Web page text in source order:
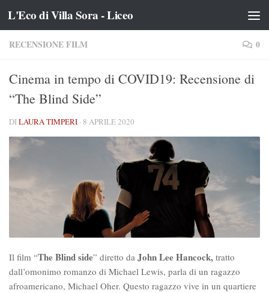
Salta al contenuto
L'Eco di Villa Sora - Liceo
RECENSIONE FILM 0
Cinema in tempo di COVID19: Recensione di
“The Blind Side”
DILAURA TIMPERI · 8 APRILE 2020
Il film “The Blind side” diretto da John Lee Hancock, tratto
dall’omonimo romanzo di Michael Lewis, parla di un ragazzo
afroamericano, Michael Oher. Questo ragazzo vive in un quartiere